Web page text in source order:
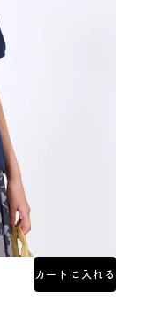
カートに入れる